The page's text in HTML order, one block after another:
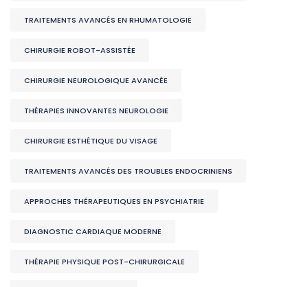
TRAITEMENTS AVANCÉS EN RHUMATOLOGIE
CHIRURGIE ROBOT-ASSISTÉE
CHIRURGIE NEUROLOGIQUE AVANCÉE
THÉRAPIES INNOVANTES NEUROLOGIE
CHIRURGIE ESTHÉTIQUE DU VISAGE
TRAITEMENTS AVANCÉS DES TROUBLES ENDOCRINIENS
APPROCHES THÉRAPEUTIQUES EN PSYCHIATRIE
DIAGNOSTIC CARDIAQUE MODERNE
THÉRAPIE PHYSIQUE POST-CHIRURGICALE